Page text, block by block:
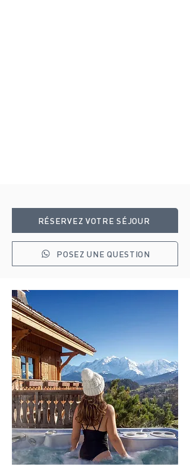
RÉSERVEZ VOTRE SÉJOUR
POSEZ UNE QUESTION